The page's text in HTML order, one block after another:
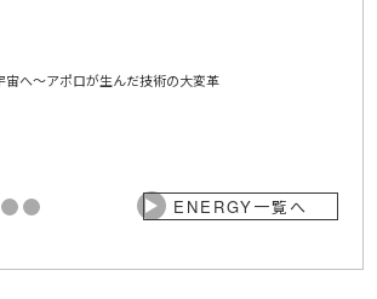
宙へ～アポロが生んだ技術の大変革
ENERGY一覧へ